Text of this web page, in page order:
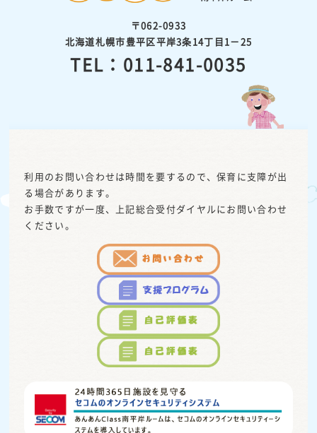
〒062-0933
北海道札幌市豊平区平岸3条14丁目1－25
TEL：011-841-0035
利用のお問い合わせは時間を要するので、保育に支障が出
る場合があります。
お手数ですが一度、上記総合受付ダイヤルにお問い合わせ
ください。